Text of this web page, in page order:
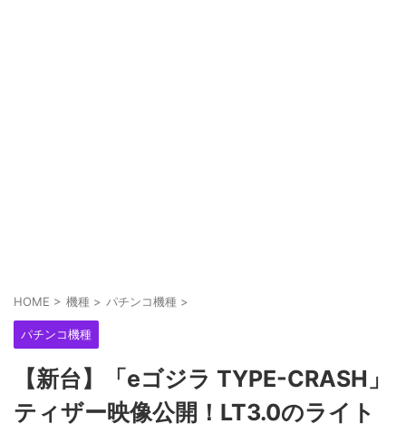
HOME > 機種 > パチンコ機種 >
パチンコ機種
【新台】「eゴジラ TYPE-CRASH」
ティザー映像公開！LT3.0のライト